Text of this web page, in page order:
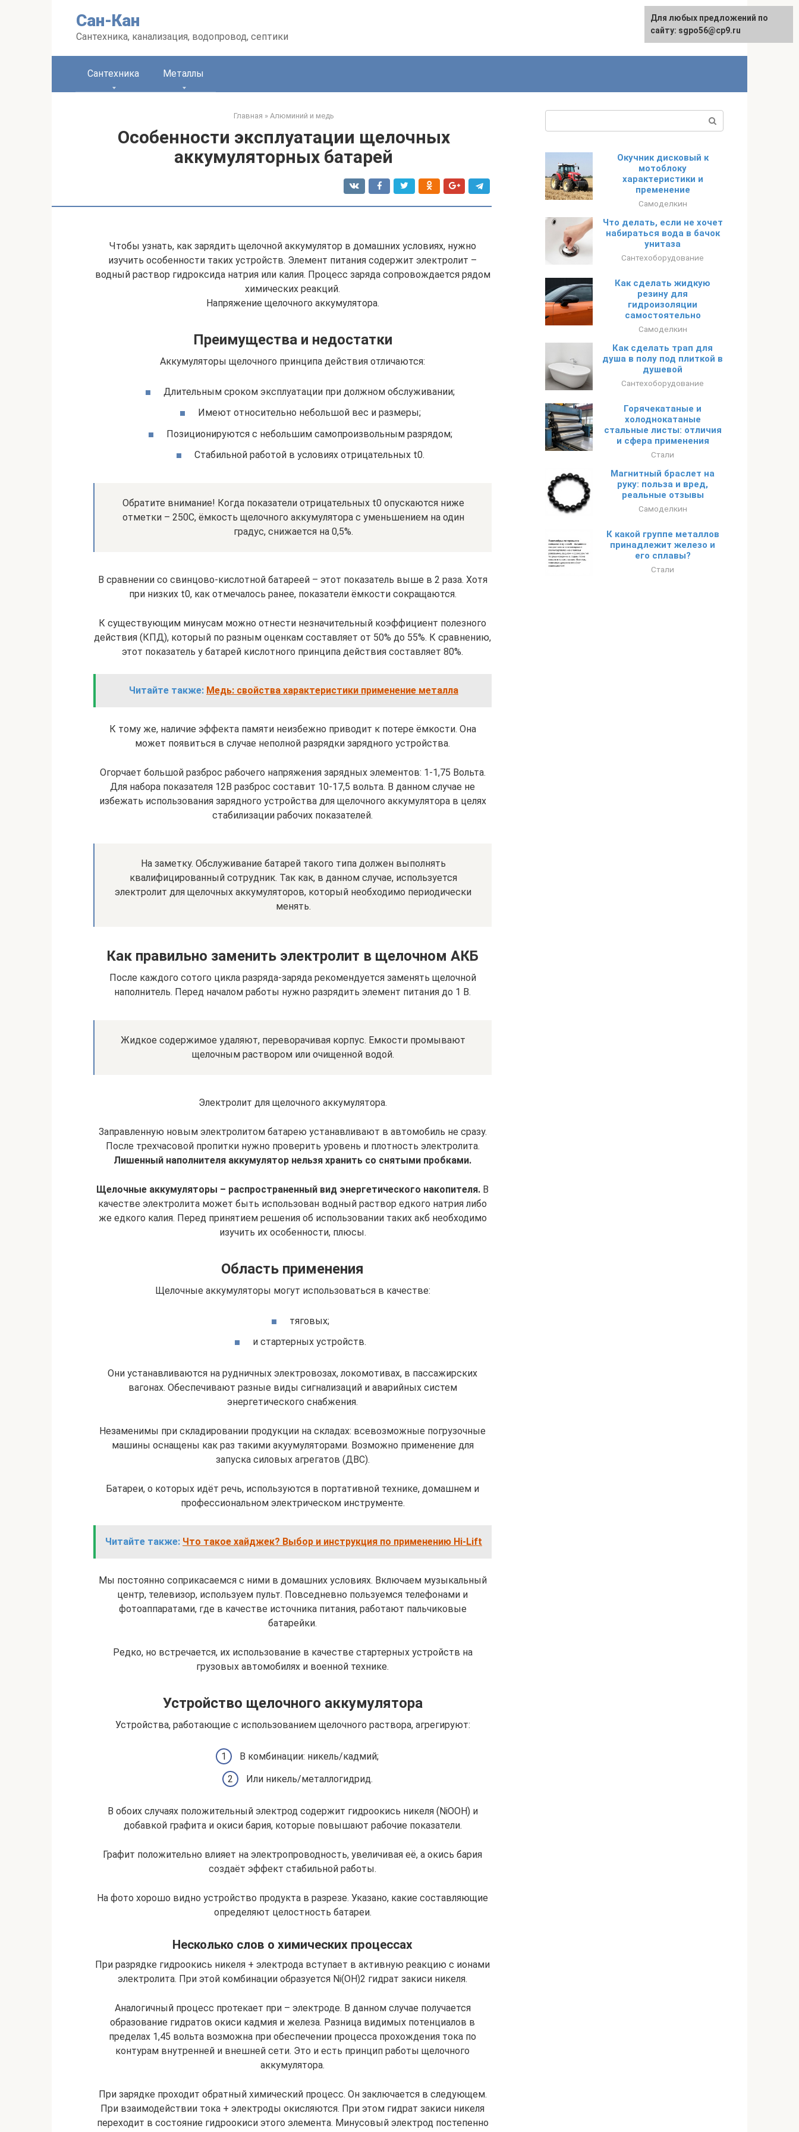
Сан-Кан
Сантехника, канализация, водопровод, септики
English
Сантехника Металлы
Главная » Алюминий и медь
Особенности эксплуатации щелочных
аккумуляторных батарей
Чтобы узнать, как зарядить щелочной аккумулятор в домашних условиях, нужно
изучить особенности таких устройств. Элемент питания содержит электролит –
водный раствор гидроксида натрия или калия. Процесс заряда сопровождается рядом
химических реакций.
Напряжение щелочного аккумулятора.
Преимущества и недостатки
Аккумуляторы щелочного принципа действия отличаются:
Длительным сроком эксплуатации при должном обслуживании;
Имеют относительно небольшой вес и размеры;
Позиционируются с небольшим самопроизвольным разрядом;
Стабильной работой в условиях отрицательных t0.
Обратите внимание! Когда показатели отрицательных t0 опускаются ниже
отметки – 250С, ёмкость щелочного аккумулятора с уменьшением на один
градус, снижается на 0,5%.
В сравнении со свинцово-кислотной батареей – этот показатель выше в 2 раза. Хотя
при низких t0, как отмечалось ранее, показатели ёмкости сокращаются.
К существующим минусам можно отнести незначительный коэффициент полезного
действия (КПД), который по разным оценкам составляет от 50% до 55%. К сравнению,
этот показатель у батарей кислотного принципа действия составляет 80%.
Читайте также: Медь: свойства характеристики применение металла
К тому же, наличие эффекта памяти неизбежно приводит к потере ёмкости. Она
может появиться в случае неполной разрядки зарядного устройства.
Огорчает большой разброс рабочего напряжения зарядных элементов: 1-1,75 Вольта.
Для набора показателя 12В разброс составит 10-17,5 вольта. В данном случае не
избежать использования зарядного устройства для щелочного аккумулятора в целях
стабилизации рабочих показателей.
На заметку. Обслуживание батарей такого типа должен выполнять
квалифицированный сотрудник. Так как, в данном случае, используется
электролит для щелочных аккумуляторов, который необходимо периодически
менять.
Как правильно заменить электролит в щелочном АКБ
После каждого сотого цикла разряда-заряда рекомендуется заменять щелочной
наполнитель. Перед началом работы нужно разрядить элемент питания до 1 В.
Жидкое содержимое удаляют, переворачивая корпус. Емкости промывают
щелочным раствором или очищенной водой.
Электролит для щелочного аккумулятора.
Заправленную новым электролитом батарею устанавливают в автомобиль не сразу.
После трехчасовой пропитки нужно проверить уровень и плотность электролита.
Лишенный наполнителя аккумулятор нельзя хранить со снятыми пробками.
Щелочные аккумуляторы – распространенный вид энергетического накопителя. В
качестве электролита может быть использован водный раствор едкого натрия либо
же едкого калия. Перед принятием решения об использовании таких акб необходимо
изучить их особенности, плюсы.
Область применения
Щелочные аккумуляторы могут использоваться в качестве:
тяговых;
и стартерных устройств.
Они устанавливаются на рудничных электровозах, локомотивах, в пассажирских
вагонах. Обеспечивают разные виды сигнализаций и аварийных систем
энергетического снабжения.
Незаменимы при складировании продукции на складах: всевозможные погрузочные
машины оснащены как раз такими акуумуляторами. Возможно применение для
запуска силовых агрегатов (ДВС).
Батареи, о которых идёт речь, используются в портативной технике, домашнем и
профессиональном электрическом инструменте.
Читайте также: Что такое хайджек? Выбор и инструкция по применению Hi-Lift
Мы постоянно соприкасаемся с ними в домашних условиях. Включаем музыкальный
центр, телевизор, используем пульт. Повседневно пользуемся телефонами и
фотоаппаратами, где в качестве источника питания, работают пальчиковые
батарейки.
Редко, но встречается, их использование в качестве стартерных устройств на
грузовых автомобилях и военной технике.
Устройство щелочного аккумулятора
Устройства, работающие с использованием щелочного раствора, агрегируют:
В комбинации: никель/кадмий;
Или никель/металлогидрид.
В обоих случаях положительный электрод содержит гидроокись никеля (NiOOH) и
добавкой графита и окиси бария, которые повышают рабочие показатели.
Графит положительно влияет на электропроводность, увеличивая её, а окись бария
создаёт эффект стабильной работы.
На фото хорошо видно устройство продукта в разрезе. Указано, какие составляющие
определяют целостность батареи.
Несколько слов о химических процессах
При разрядке гидроокись никеля + электрода вступает в активную реакцию с ионами
электролита. При этой комбинации образуется Ni(OH)2 гидрат закиси никеля.
Аналогичный процесс протекает при – электроде. В данном случае получается
образование гидратов окиси кадмия и железа. Разница видимых потенциалов в
пределах 1,45 вольта возможна при обеспечении процесса прохождения тока по
контурам внутренней и внешней сети. Это и есть принцип работы щелочного
аккумулятора.
При зарядке проходит обратный химический процесс. Он заключается в следующем.
При взаимодействии тока + электроды окисляются. При этом гидрат закиси никеля
переходит в состояние гидроокиси этого элемента. Минусовый электрод постепенно
Окучник дисковый к
мотоблоку
характеристики и
пременение
Самоделкин
Что делать, если не хочет
набираться вода в бачок
унитаза
Сантехоборудование
Как сделать жидкую
резину для
гидроизоляции
самостоятельно
Самоделкин
Как сделать трап для
душа в полу под плиткой в
душевой
Сантехоборудование
Горячекатаные и
холоднокатаные
стальные листы: отличия
и сфера применения
Стали
Магнитный браслет на
руку: польза и вред,
реальные отзывы
Самоделкин
К какой группе металлов
принадлежит железо и
его сплавы?
Стали
Для любых предложений по
сайту: sgpo56@cp9.ru